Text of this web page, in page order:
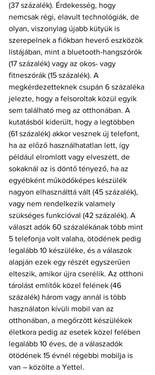
(37 százalék). Érdekesség, hogy
nemcsak régi, elavult technológiák, de
olyan, viszonylag újabb kütyük is
szerepelnek a fiókban heverő eszközök
listájában, mint a bluetooth-hangszórók
(17 százalék) vagy az okos- vagy
fitneszórák (15 százalék). A
megkérdezetteknek csupán 6 százaléka
jelezte, hogy a felsoroltak közül egyik
sem található meg az otthonában. A
kutatásból kiderült, hogy a legtöbben
(61 százalék) akkor vesznek új telefont,
ha az előző használhatatlan lett, így
például elromlott vagy elveszett, de
sokaknál az is döntő tényező, ha az
egyébként működőképes készülék
nagyon elhasználttá vált (45 százalék),
vagy nem rendelkezik valamely
szükséges funkcióval (42 százalék). A
választ adók 60 százalékának több mint
5 telefonja volt valaha, ötödének pedig
legalább 10 készüléke, és a válaszok
alapján ezek egy részét egyszerűen
elteszik, amikor újra cserélik. Az otthoni
tárolást említők közel felének (46
százalék) három vagy annál is több
használaton kívüli mobil van az
otthonában, a megőrzött készülékek
életkora pedig az esetek közel felében
legalább 10 éves, de a válaszadók
ötödének 15 évnél régebbi mobilja is
van – közölte a Yettel.